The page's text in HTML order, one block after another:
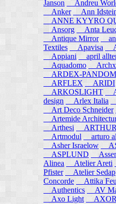
Janson
Andreu
Anker
Ann
ANNE KYYRO
Ansorg
Anta
Antique Mirror
Textiles
Apavisa
Appiani
april
Aquadomo
ARDEX-
ARFLEX
ARIDI
ARKOSLIGHT
design
Arlex Italia
Art Deco Schneider
Artemide
Arthesi
Artmodul
arturo
Asher Israelow
ASPLUND
Alinea
Atelier Areti
Pfister
Atelier Sedap
Concorde
Attika
Authentics
AV
Axo Light
AXOR